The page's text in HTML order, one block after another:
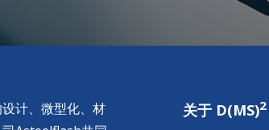
计、微型化、材
关于 D(MS)2